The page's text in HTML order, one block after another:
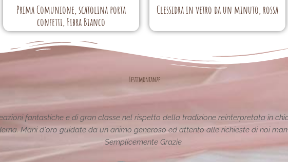
Prima Comunione, scatolina porta
confetti, Fibra Bianco
Clessidra in vetro da un minuto, rossa
Testimonianze
Le creazioni sono fantastiche e uniche..raffinate eleganti....complimenti per la vostra
pagina,piena di idee!grazie